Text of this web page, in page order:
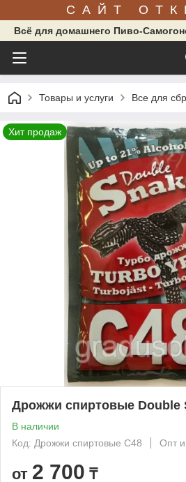
С А Й Т О Т К
Всё для домашнего Пиво-
Товары и услуги Все для
Хит продаж
Дрожжи спиртовые Double
В наличии
Код: Дрожжи спиртовые С48
Опт
от 2 700 ₸